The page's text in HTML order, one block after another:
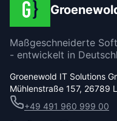
Maßgeschneiderte
- entwickelt in
Groenewold IT Solutions
Mühlenstraße 157, 26789
+49 491 960 999 00